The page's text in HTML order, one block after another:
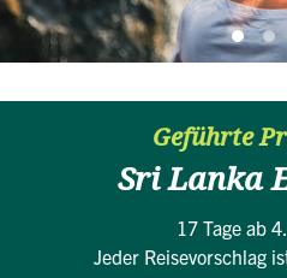
Geführte
Sri Lanka
17 Tage ab
Jeder Reisevorschlag